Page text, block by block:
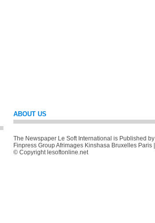
ABOUT US
The Newspaper Le Soft International is Published by
Finpress Group Afrimages Kinshasa Bruxelles Paris |
© Copyright lesoftonline.net